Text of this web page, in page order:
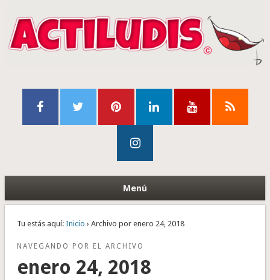
Menú
Tu estás aquí: Inicio › Archivo por enero 24, 2018
NAVEGANDO POR EL ARCHIVO
enero 24, 2018